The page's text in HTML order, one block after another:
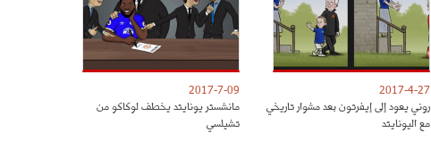
2017-4-27
روني يعود إلى إيفرتون بعد مشوار تاريخي
مع اليونايتد
2017-7-09
مانشستر يونايتد يخطف لوكاكو من
تشيلسي